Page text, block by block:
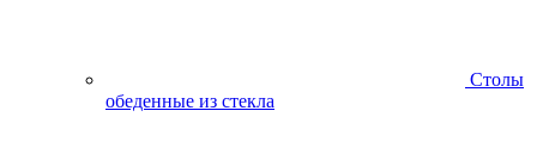
Столы
обеденные из стекла